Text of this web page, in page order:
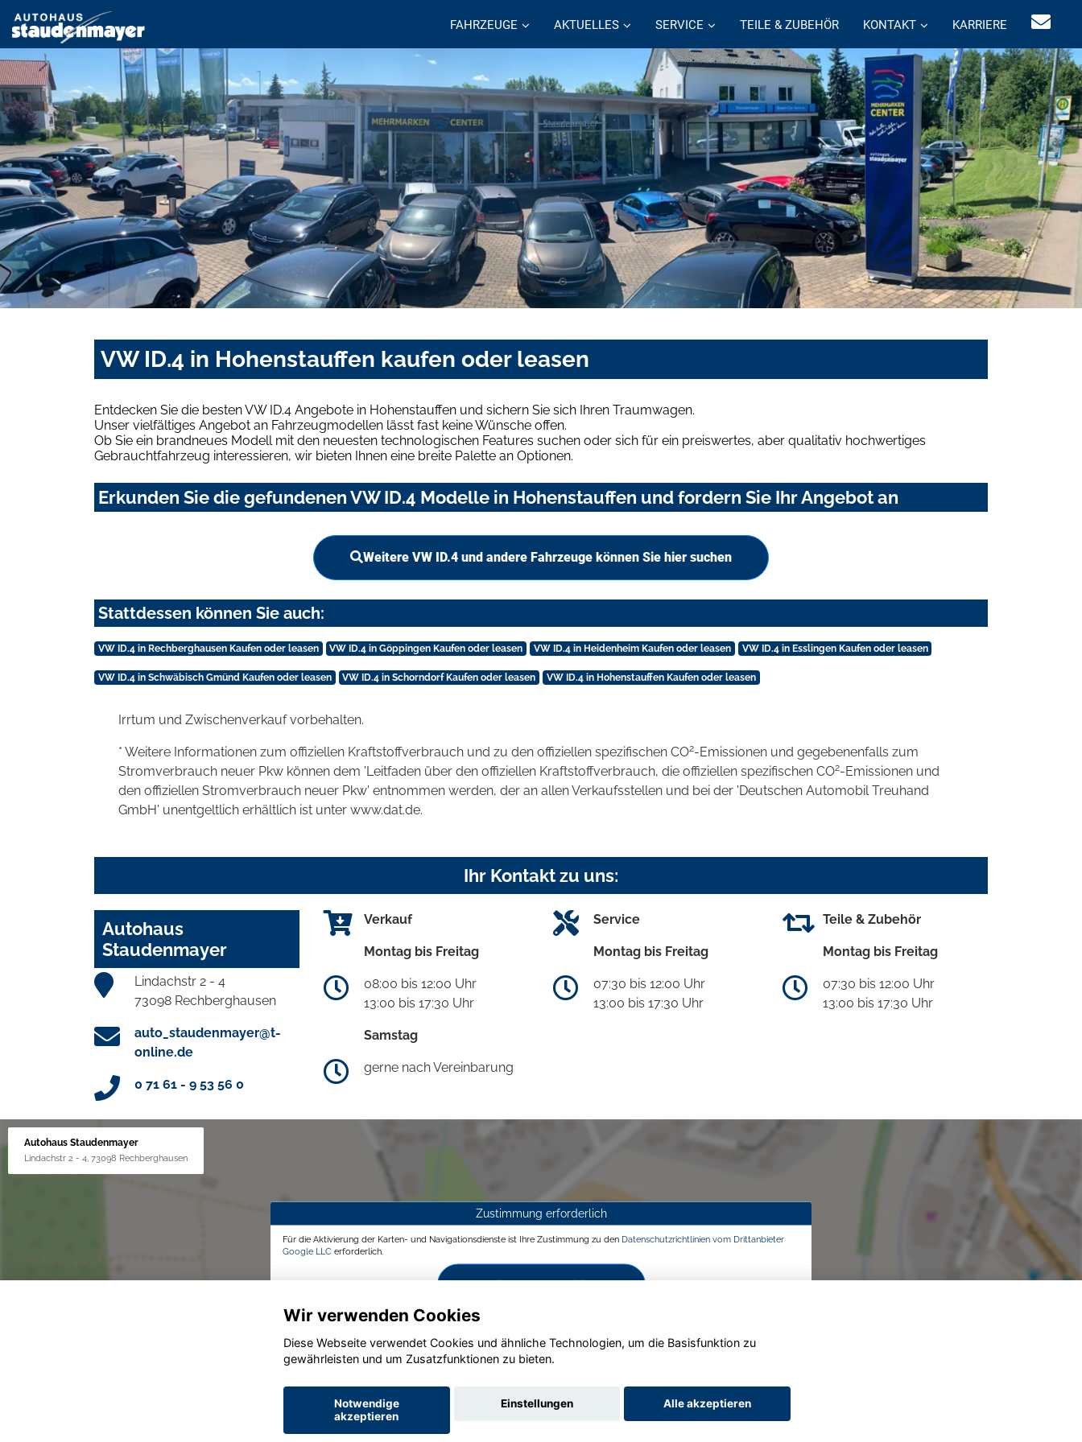
FAHRZEUGE AKTUELLES SERVICE TEILE & ZUBEHÖR KONTAKT KARRIERE
VW ID.4 in Hohenstauffen kaufen oder leasen
Entdecken Sie die besten VW ID.4 Angebote in Hohenstauffen und sichern Sie sich Ihren Traumwagen.
Unser vielfältiges Angebot an Fahrzeugmodellen lässt fast keine Wünsche offen.
Ob Sie ein brandneues Modell mit den neuesten technologischen Features suchen oder sich für ein preiswertes, aber qualitativ hochwertiges
Gebrauchtfahrzeug interessieren, wir bieten Ihnen eine breite Palette an Optionen.
Erkunden Sie die gefundenen VW ID.4 Modelle in Hohenstauffen und fordern Sie Ihr Angebot an
Weitere VW ID.4 und andere Fahrzeuge können Sie hier suchen
Stattdessen können Sie auch:
VW ID.4 in Rechberghausen Kaufen oder leasen VW ID.4 in Göppingen Kaufen oder leasen VW ID.4 in Heidenheim Kaufen oder leasen VW ID.4 in Esslingen Kaufen oder leasen
VW ID.4 in Schwäbisch Gmünd Kaufen oder leasen VW ID.4 in Schorndorf Kaufen oder leasen VW ID.4 in Hohenstauffen Kaufen oder leasen
Irrtum und Zwischenverkauf vorbehalten.
* Weitere Informationen zum offiziellen Kraftstoffverbrauch und zu den offiziellen spezifischen CO2-Emissionen und gegebenenfalls zum
Stromverbrauch neuer Pkw können dem 'Leitfaden über den offiziellen Kraftstoffverbrauch, die offiziellen spezifischen CO2-Emissionen und
den offiziellen Stromverbrauch neuer Pkw' entnommen werden, der an allen Verkaufsstellen und bei der 'Deutschen Automobil Treuhand
GmbH' unentgeltlich erhältlich ist unter www.dat.de.
Ihr Kontakt zu uns:
Autohaus
Staudenmayer
Lindachstr 2 - 4
73098 Rechberghausen
auto_staudenmayer@t-
online.de
0 71 61 - 9 53 56 0
Verkauf
Montag bis Freitag
08:00 bis 12:00 Uhr
13:00 bis 17:30 Uhr
Samstag
gerne nach Vereinbarung
Service
Montag bis Freitag
07:30 bis 12:00 Uhr
13:00 bis 17:30 Uhr
Teile & Zubehör
Montag bis Freitag
07:30 bis 12:00 Uhr
13:00 bis 17:30 Uhr
Autohaus Staudenmayer
Lindachstr 2 - 4, 73098 Rechberghausen
Zustimmung erforderlich
Für die Aktivierung der Karten- und Navigationsdienste ist Ihre Zustimmung zu den Datenschutzrichtlinien vom Drittanbieter
Google LLC erforderlich.
Zustimmen und aktivieren
Wir verwenden Cookies
Diese Webseite verwendet Cookies und ähnliche Technologien, um die Basisfunktion zu
gewährleisten und um Zusatzfunktionen zu bieten.
Notwendige
akzeptieren
Einstellungen Alle akzeptieren